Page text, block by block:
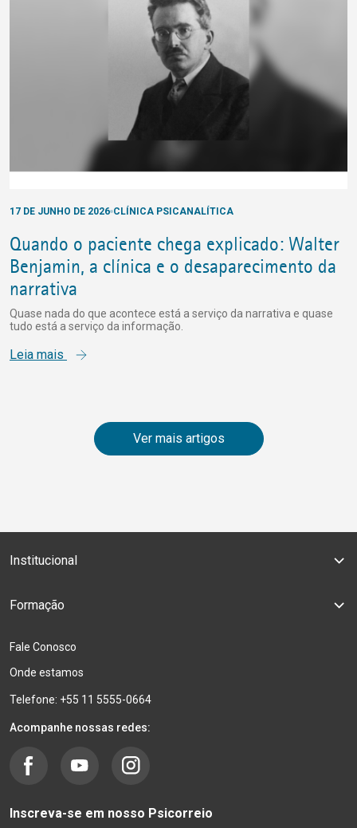
17 DE JUNHO DE 2026 CLÍNICA PSICANALÍTICA
Quando o paciente chega explicado: Walter
Benjamin, a clínica e o desaparecimento da
narrativa
Quase nada do que acontece está a serviço da narrativa e quase
tudo está a serviço da informação.
Leia mais
Ver mais artigos
Institucional
Formação
Fale Conosco
Onde estamos
Telefone: +55 11 5555-0664
Acompanhe nossas redes:
Inscreva-se em nosso Psicorreio